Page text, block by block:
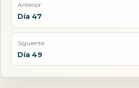
Anterior
Día 47
Siguiente
Día 49